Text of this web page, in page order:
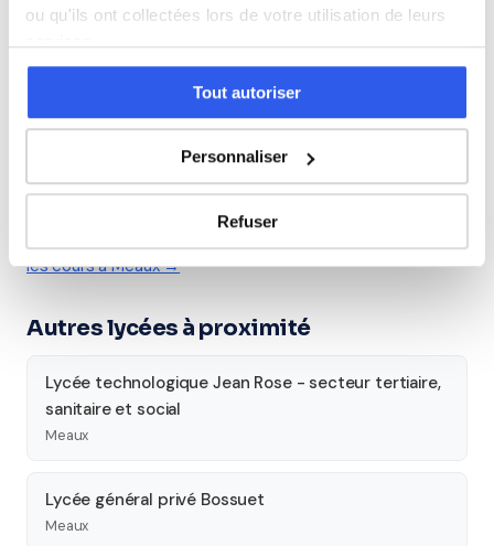
ou qu'ils ont collectées lors de votre utilisation de leurs
Tout autoriser
Personnaliser
Refuser
Cours par niveau
Études supérieures
Tous les cours particuliers à Meaux
les cours à Meaux →
Autres lycées à proximité
Lycée technologique Jean Rose - secteur tertiaire,
sanitaire et social
Meaux
Lycée général privé Bossuet
Meaux